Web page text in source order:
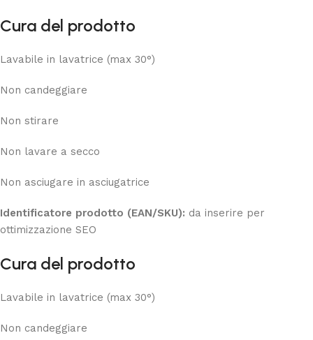
Cura del prodotto
Lavabile in lavatrice (max 30°)
Non candeggiare
Non stirare
Non lavare a secco
Non asciugare in asciugatrice
Identificatore prodotto (EAN/SKU): da inserire per
ottimizzazione SEO
Cura del prodotto
Lavabile in lavatrice (max 30°)
Non candeggiare